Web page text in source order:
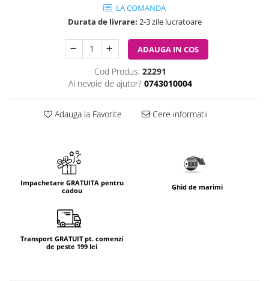
LA COMANDA
Durata de livrare: 2-3 zile lucratoare
ADAUGA IN COS
Cod Produs: 22291
Ai nevoie de ajutor? 0743010004
Adauga la Favorite Cere informatii
Impachetare GRATUITA pentru
cadou
Ghid de marimi
Transport GRATUIT pt. comenzi
de peste 199 lei